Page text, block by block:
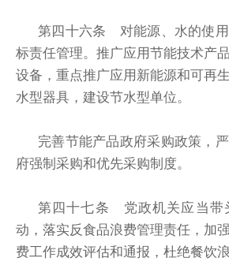
第四十六条 对能源、水的使用
标责任管理。推广应用节能技术产
设备，重点推广应用新能源和可再
水型器具，建设节水型单位。
完善节能产品政府采购政策，
府强制采购和优先采购制度。
第四十七条 党政机关应当带
动，落实反食品浪费管理责任，加
费工作成效评估和通报，杜绝餐饮浪